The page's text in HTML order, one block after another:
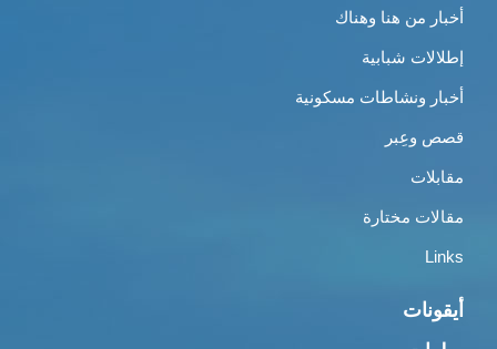
أخبار من هنا وهناك
إطلالات شبابية
أخبار ونشاطات مسكونية
قصص وعِبر
مقابلات
مقالات مختارة
Links
أيقونات